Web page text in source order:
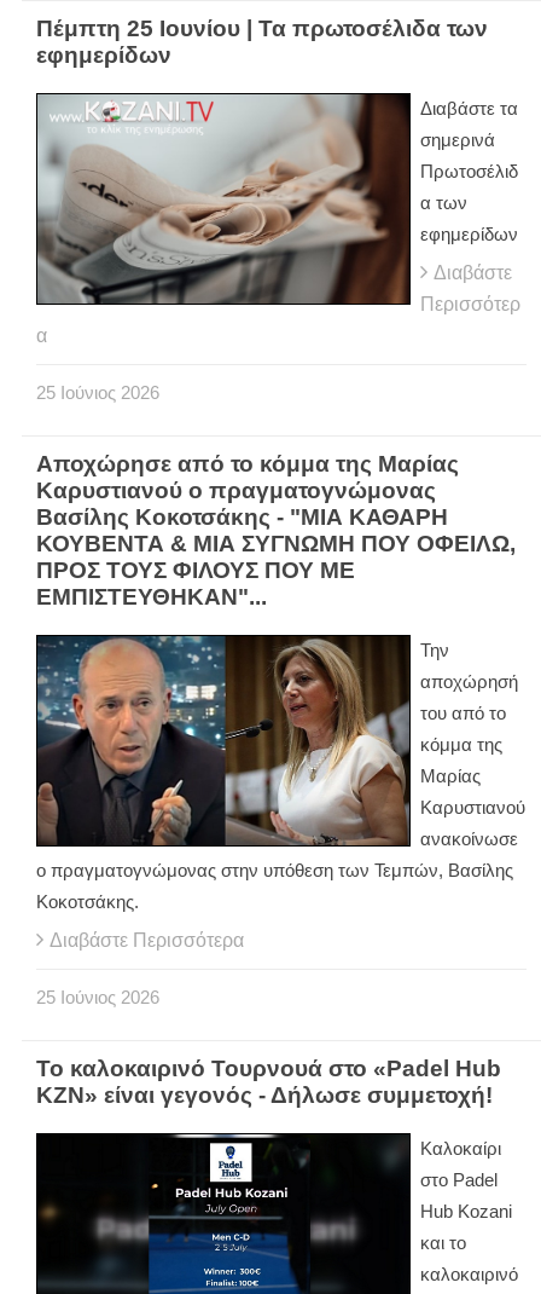
Πέμπτη 25 Ιουνίου | Τα πρωτοσέλιδα των
εφημερίδων
Διαβάστε τα
σημερινά
Πρωτοσέλιδ
α των
εφημερίδων
Διαβάστε
Περισσότερ
α
25 Ιούνιος 2026
Αποχώρησε από το κόμμα της Μαρίας
Καρυστιανού ο πραγματογνώμονας
Βασίλης Κοκοτσάκης - "ΜΙΑ ΚΑΘΑΡΗ
ΚΟΥΒΕΝΤΑ & ΜΙΑ ΣΥΓΝΩΜΗ ΠΟΥ ΟΦΕΙΛΩ,
ΠΡΟΣ ΤΟΥΣ ΦΙΛΟΥΣ ΠΟΥ ΜΕ
ΕΜΠΙΣΤΕΥΘΗΚΑΝ"...
Την
αποχώρησή
του από το
κόμμα της
Μαρίας
Καρυστιανού
ανακοίνωσε
ο πραγματογνώμονας στην υπόθεση των Τεμπών, Βασίλης
Κοκοτσάκης.
Διαβάστε Περισσότερα
25 Ιούνιος 2026
Το καλοκαιρινό Τουρνουά στο «Padel Hub
KΖΝ» είναι γεγονός - Δήλωσε συμμετοχή!
Καλοκαίρι
στο Padel
Hub Kozani
και το
καλοκαιρινό